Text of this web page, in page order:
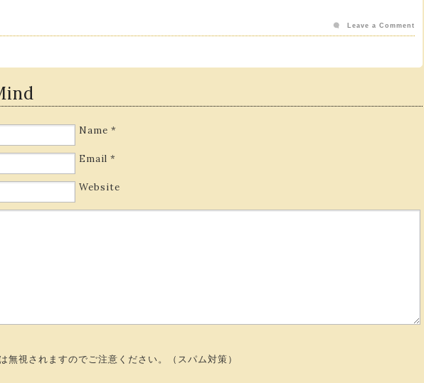
Leave a Comment
Name *
Email *
Website
無視されますのでご注意ください。（スパム対策）